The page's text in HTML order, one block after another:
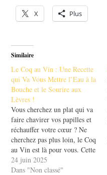
X Plus
Similaire
Le Coq au Vin : Une Recette
qui Va Vous Mettre l’Eau à la
Bouche et le Sourire aux
Lèvres !
Vous cherchez un plat qui va
faire chavirer vos papilles et
réchauffer votre cœur ? Ne
cherchez pas plus loin, le Coq
au Vin est là pour vous. Cette
recette emblématique de la
cuisine française est bien plus
24 juin 2025
Dans "Non classé"